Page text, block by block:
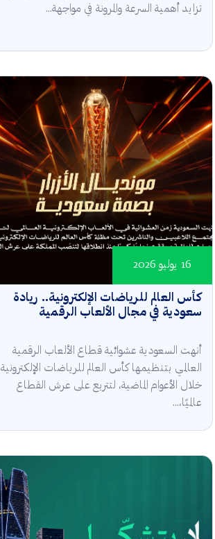
تزايد أهمية السرعة والمرونة في مواجهة...
كأس العالم للرياضات الإلكترونية.. ريادة
سعودية في مجال الألعاب الرقمية
16 يوليو 2026
أنهت السعودية عشوائية قطاع الألعاب الرقمية
العالمي بتنظيمها كأس العالم للرياضات الإلكترونية
خلال الأعوام الماضية، لتتربع على عرش القطاع
عالميًا،...